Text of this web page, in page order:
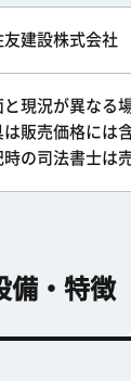
友建設株式会社
現況が異なる
販売価格には
の司法書士は
備・特徴